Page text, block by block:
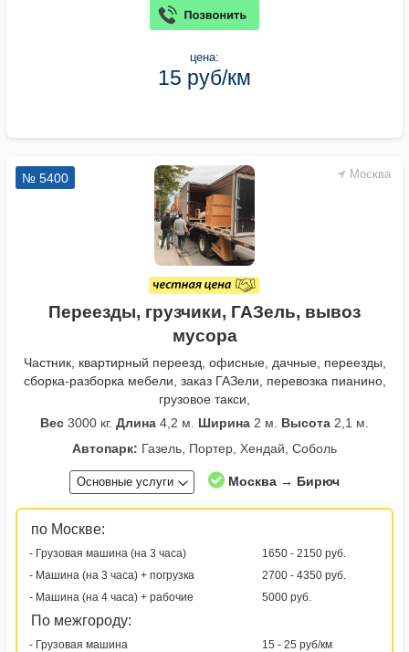
цена:
15 руб/км
Москва
№ 5400
Переезды, грузчики, ГАЗель, вывоз
мусора
Частник, квартирный переезд, офисные, дачные, переезды,
сборка-разборка мебели, заказ ГАЗели, перевозка пианино,
грузовое такси,
Вес 3000 кг. Длина 4,2 м. Ширина 2 м. Высота 2,1 м.
Автопарк: Газель, Портер, Хендай, Соболь
Основные услуги Москва → Бирюч
по Москве:
- Грузовая машина (на 3 часа)
1650 - 2150 руб.
- Машина (на 3 часа) + погрузка
2700 - 4350 руб.
- Машина (на 4 часа) + рабочие
5000 руб.
По межгороду:
- Грузовая машина 15 - 25 руб/км